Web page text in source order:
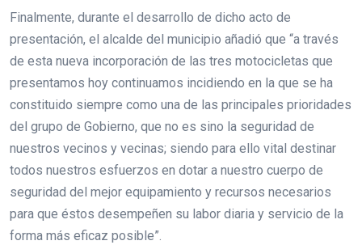
Finalmente, durante el desarrollo de dicho acto de
presentación, el alcalde del municipio añadió que “a través
de esta nueva incorporación de las tres motocicletas que
presentamos hoy continuamos incidiendo en la que se ha
constituido siempre como una de las principales prioridades
del grupo de Gobierno, que no es sino la seguridad de
nuestros vecinos y vecinas; siendo para ello vital destinar
todos nuestros esfuerzos en dotar a nuestro cuerpo de
seguridad del mejor equipamiento y recursos necesarios
para que éstos desempeñen su labor diaria y servicio de la
forma más eficaz posible”.